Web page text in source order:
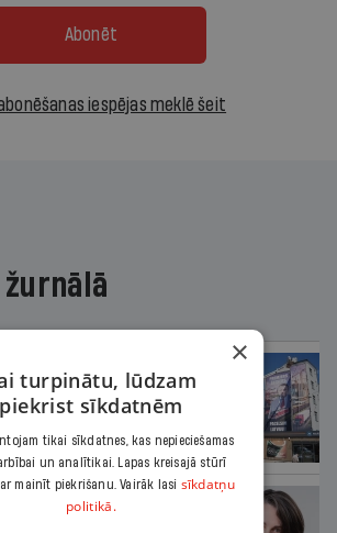
Abonēt
iespējas meklē šeit
žurnālā
palika nesodīta par
kampaņu
×
turpinātu, lūdzam
piekrist sīkdatnēm
tikai sīkdatnes, kas nepieciešamas
un analītikai. Lapas kreisajā stūrī
mainīt piekrišanu. Vairāk lasi sīkdatņu
politikā.